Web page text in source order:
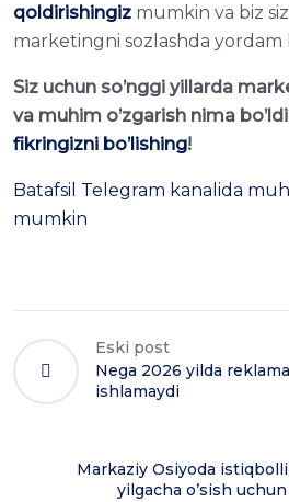
qoldirishingiz mumkin va biz
marketingni sozlashda yordam
Siz uchun so’nggi yillarda
va muhim o’zgarish nima
fikringizni bo’lishing!
Batafsil Telegram kanalida
mumkin
Eski post
Nega 2026 yilda
ishlamaydi
Markaziy Osiyoda
yilgacha o’sish